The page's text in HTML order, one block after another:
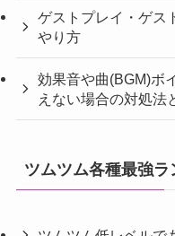
ゲストプレイ・ゲス
やり方
効果音や曲(BGM)ボ
えない場合の対処法
ツムツム各種最強ラ